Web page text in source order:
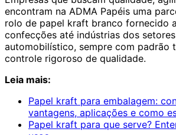
encontram na ADMA Papéis uma
rolo de papel kraft branco fornecido
confecções até indústrias dos
automobilístico, sempre com padrão
controle rigoroso de qualidade.
Leia mais:
Papel kraft para embalagem:
vantagens, aplicações e como
Papel kraft para que serve?